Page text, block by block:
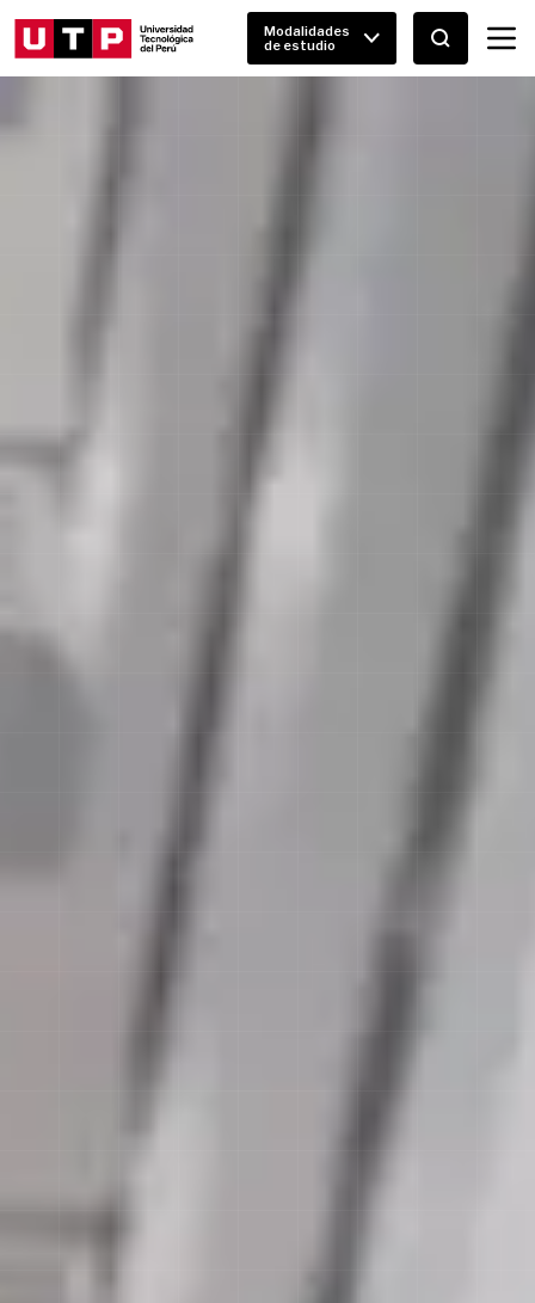
Modalidades
de estudio